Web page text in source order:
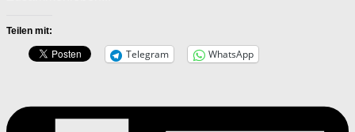
Teilen mit:
Telegram WhatsApp